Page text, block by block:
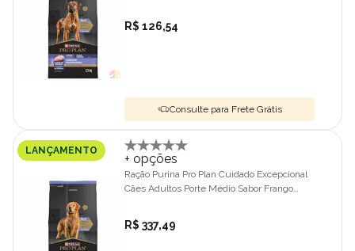
R$ 126,54
Consulte para Frete Grátis
LANÇAMENTO
+ opções
Ração Purina Pro Plan Cuidado Excepcional
Cães Adultos Porte Médio Sabor Frango
R$ 337,49